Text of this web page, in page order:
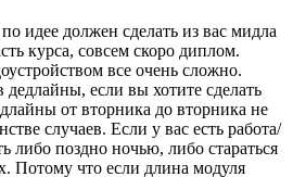
идее должен сделать из вас мидла
курса, совсем скоро диплом.
все очень сложно.
если вы хотите сделать
от вторника до вторника не
случаев. Если у вас есть работа/
либо поздно ночью, либо стараться
Потому что если длина модуля